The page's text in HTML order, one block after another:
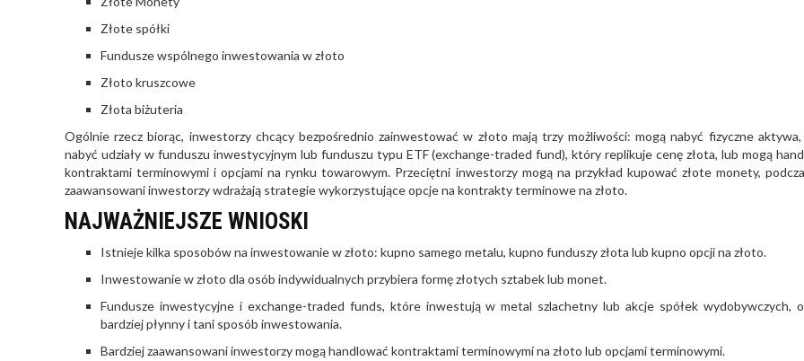
Złote spółki
Fundusze wspólnego inwestowania w złoto
Złoto kruszcowe
Złota biżuteria
Ogólnie rzecz biorąc, inwestorzy chcący bezpośrednio zainwestować w złoto mają trzy możliwości: mogą nabyć fizyczne aktywa,
nabyć udziały w funduszu inwestycyjnym lub funduszu typu ETF (exchange-traded fund), który replikuje cenę złota, lub mogą
kontraktami terminowymi i opcjami na rynku towarowym. Przeciętni inwestorzy mogą na przykład kupować złote monety,
zaawansowani inwestorzy wdrażają strategie wykorzystujące opcje na kontrakty terminowe na złoto.
NAJWAŻNIEJSZE WNIOSKI
Istnieje kilka sposobów na inwestowanie w złoto: kupno samego metalu, kupno funduszy złota lub kupno opcji na złoto.
Inwestowanie w złoto dla osób indywidualnych przybiera formę złotych sztabek lub monet.
Fundusze inwestycyjne i exchange-traded funds, które inwestują w metal szlachetny lub akcje spółek wydobywczych,
bardziej płynny i tani sposób inwestowania.
Bardziej zaawansowani inwestorzy mogą handlować kontraktami terminowymi na złoto lub opcjami terminowymi.